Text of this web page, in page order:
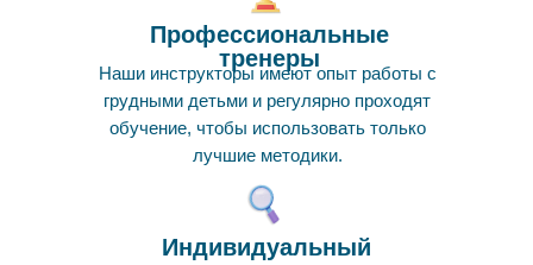
Индивидуальный
Профессиональные
тренеры
Наши инструкторы имеют опыт работы с
грудными детьми и регулярно проходят
обучение, чтобы использовать только
лучшие методики.